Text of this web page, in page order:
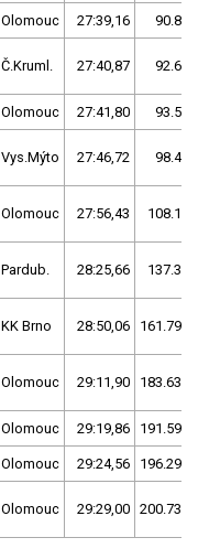
Olomouc 27:39,16 90.89/
Č.Kruml. 27:40,87 92.60/
Olomouc 27:41,80 93.53/
Vys.Mýto 27:46,72 98.45/
Olomouc 27:56,43 108.16/
Pardub. 28:25,66 137.39/
KK Brno 28:50,06 161.79/
Olomouc 29:11,90 183.63/
Olomouc 29:19,86 191.59/
Olomouc 29:24,56 196.29/
Olomouc 29:29,00 200.73/